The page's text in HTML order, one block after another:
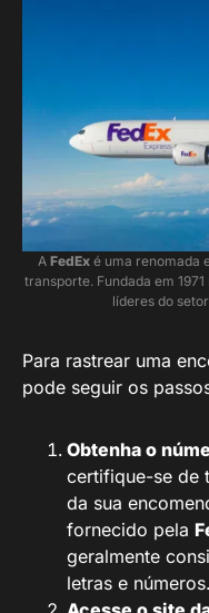
A FedEx é uma renomada
transporte. Fundada em
líderes do
Para rastrear uma
pode seguir os
Obtenha o
certifique-se de
da sua
fornecido pela
geralmente
letras e números.